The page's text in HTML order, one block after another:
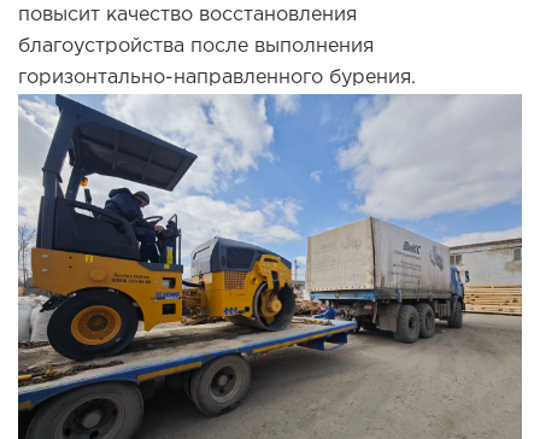
повысит качество восстановления
благоустройства после выполнения
горизонтально-направленного бурения.